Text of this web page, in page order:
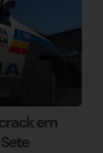
em